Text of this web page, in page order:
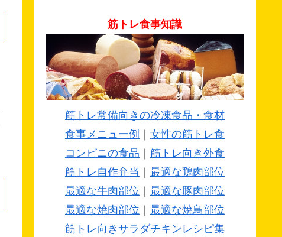
筋トレ食事知識
筋トレ常備向きの冷凍食品・食材
食事メニュー例
女性の筋トレ食
コンビニの食品
筋トレ向き外食
筋トレ自作弁当
最適な鶏肉部位
最適な牛肉部位
最適な豚肉部位
最適な焼肉部位
最適な焼鳥部位
筋トレ向きサラダチキンレシピ集